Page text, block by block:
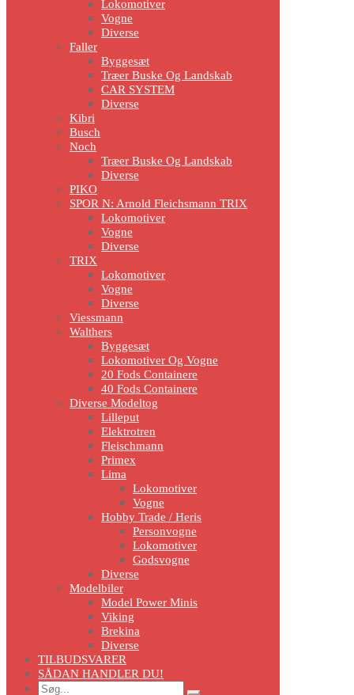
Lokomotiver
Vogne
Diverse
Faller
Byggesæt
Træer Buske Og Landskab
CAR SYSTEM
Diverse
Kibri
Busch
Noch
Træer Buske Og Landskab
Diverse
PIKO
SPOR N: Arnold Fleichsmann TRIX
Lokomotiver
Vogne
Diverse
TRIX
Lokomotiver
Vogne
Diverse
Viessmann
Walthers
Byggesæt
Lokomotiver Og Vogne
20 Fods Containere
40 Fods Containere
Diverse Modeltog
Lilleput
Elektrotren
Fleischmann
Primex
Lima
Lokomotiver
Vogne
Hobby Trade / Heris
Personvogne
Lokomotiver
Godsvogne
Diverse
Modelbiler
Model Power Minis
Viking
Brekina
Diverse
TILBUDSVARER
SÅDAN HANDLER DU!
Search